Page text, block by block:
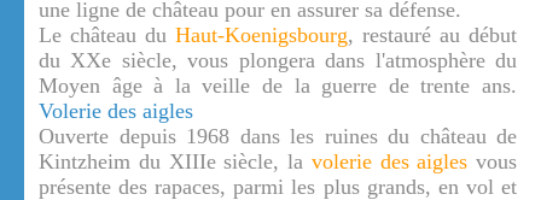
une ligne de château pour en assurer sa défense.
Le château du Haut-Koenigsbourg, restauré au début
du XXe siècle, vous plongera dans l'atmosphère du
Moyen âge à la veille de la guerre de trente ans.
Volerie des aigles
Ouverte depuis 1968 dans les ruines du château de
Kintzheim du XIIIe siècle, la volerie des aigles vous
présente des rapaces, parmi les plus grands, en vol et